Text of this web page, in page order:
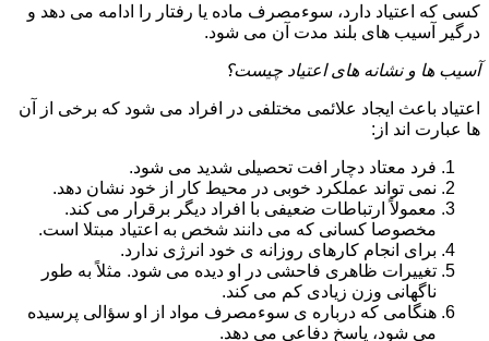
کسی که اعتیاد دارد، سوءمصرف ماده یا رفتار را ادامه می دهد و
درگیر آسیب های بلند مدت آن می شود.
آسیب ها و نشانه های اعتیاد چیست؟
اعتیاد باعث ایجاد علائمی مختلفی در افراد می شود که برخی از آن
ها عبارت اند از:
فرد معتاد دچار افت تحصیلی شدید می شود.
نمی تواند عملکرد خوبی در محیط کار از خود نشان دهد.
معمولاً ارتباطات ضعیفی با افراد دیگر برقرار می کند.
مخصوصا کسانی که می دانند شخص به اعتیاد مبتلا است.
برای انجام کارهای روزانه ی خود انرژی ندارد.
تغییرات ظاهری فاحشی در او دیده می شود. مثلاً به طور
ناگهانی وزن زیادی کم می کند.
هنگامی که درباره ی سوءمصرف مواد از او سؤالی پرسیده
می شود، پاسخ دفاعی می دهد.